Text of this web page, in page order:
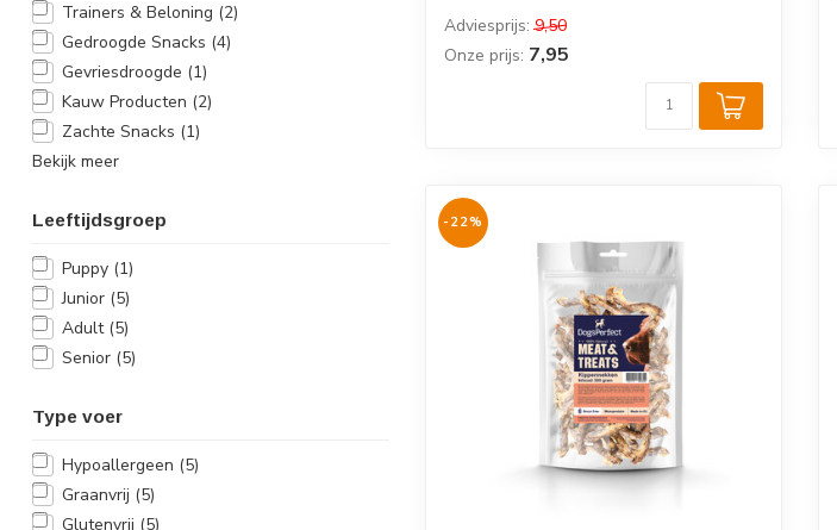
Trainers & Beloning (2)
Gedroogde Snacks (4)
Gevriesdroogde (1)
Kauw Producten (2)
Zachte Snacks (1)
Bekijk meer
Leeftijdsgroep
Puppy (1)
Junior (5)
Adult (5)
Senior (5)
Type voer
Hypoallergeen (5)
Graanvrij (5)
Glutenvrij (5)
Adviesprijs: 9,50
Onze prijs: 7,95
-22%